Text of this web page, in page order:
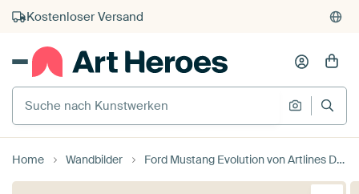
Kauf auf Rechnung
Individueller Druck auf Bestellung
Suche nach Kunstwerken
Suche
Home Wandbilder Ford Mustang Evolution von Artlines Design